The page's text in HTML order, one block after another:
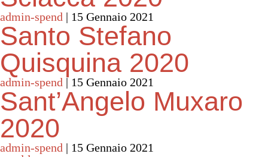
admin-spend | 15 Gennaio 2021
Santo Stefano
Quisquina 2020
admin-spend | 15 Gennaio 2021
Sant’Angelo Muxaro
2020
admin-spend | 15 Gennaio 2021